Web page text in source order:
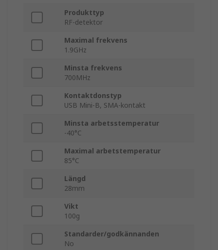
Produkttyp
RF-detektor
Maximal frekvens
1.9GHz
Minsta frekvens
700MHz
Kontaktdonstyp
USB Mini-B, SMA-kontakt
Minsta arbetsstemperatur
-40°C
Maximal arbetstemperatur
85°C
Längd
28mm
Vikt
100g
Standarder/godkännanden
No